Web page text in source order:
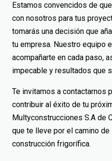
Estamos convencidos de
con nosotros para tus
tomarás una decisión que
tu empresa. Nuestro equipo
acompañarte en cada paso,
impecable y resultados que
Te invitamos a contactarnos
contribuir al éxito de tu
Multyconstrucciones S.A de
que te lleve por el camino
construcción frigorífica.